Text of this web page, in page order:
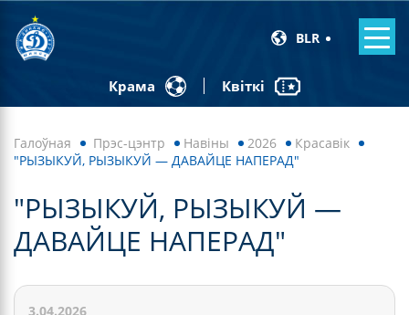
BLR
Крама Квіткі
Галоўная Прэс-цэнтр Навiны 2026
Красавік
"РЫЗЫКУЙ, РЫЗЫКУЙ — ДАВАЙЦЕ НАПЕРАД"
"РЫЗЫКУЙ, РЫЗЫКУЙ —
ДАВАЙЦЕ НАПЕРАД"
3.04.2026